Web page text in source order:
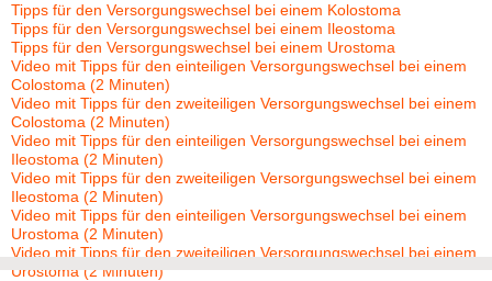
Tipps für den Versorgungswechsel bei einem Kolostoma
Tipps für den Versorgungswechsel bei einem Ileostoma
Tipps für den Versorgungswechsel bei einem Urostoma
Video mit Tipps für den einteiligen Versorgungswechsel bei einem
Colostoma (2 Minuten)
Video mit Tipps für den zweiteiligen Versorgungswechsel bei einem
Colostoma (2 Minuten)
Video mit Tipps für den einteiligen Versorgungswechsel bei einem
Ileostoma (2 Minuten)
Video mit Tipps für den zweiteiligen Versorgungswechsel bei einem
Ileostoma (2 Minuten)
Video mit Tipps für den einteiligen Versorgungswechsel bei einem
Urostoma (2 Minuten)
Video mit Tipps für den zweiteiligen Versorgungswechsel bei einem
Urostoma (2 Minuten)